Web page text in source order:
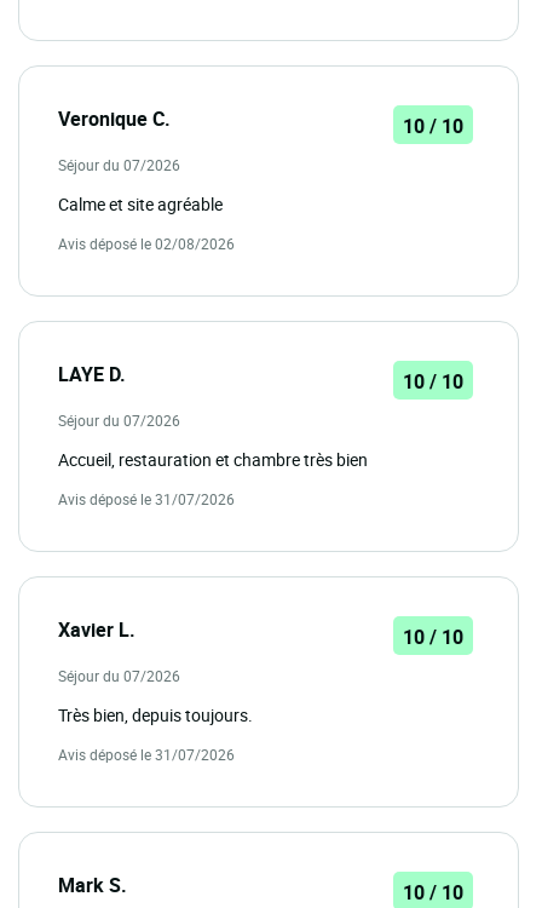
Veronique C. 10 / 10
Séjour du 07/2026
Calme et site agréable
Avis déposé le 02/08/2026
LAYE D. 10 / 10
Séjour du 07/2026
Accueil, restauration et chambre très bien
Avis déposé le 31/07/2026
Xavier L. 10 / 10
Séjour du 07/2026
Très bien, depuis toujours.
Avis déposé le 31/07/2026
Mark S. 10 / 10